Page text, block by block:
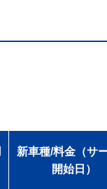
新車種/料金（サ
開始日）